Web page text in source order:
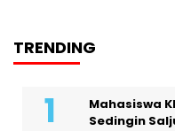
TRENDING
Mahasiswa
Sedingin